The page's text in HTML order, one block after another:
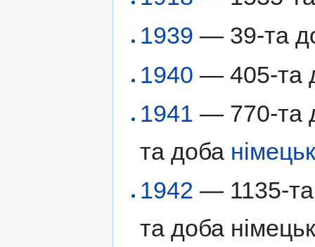
1939 — 39-та
1940 — 405-та
1941 — 770-та
та доба
1942 — 1135-та
та доба